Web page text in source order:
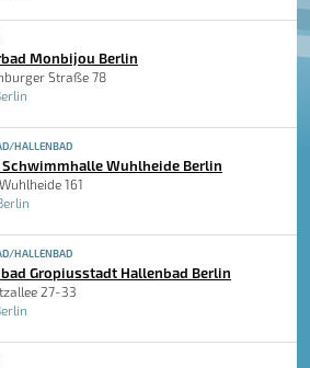
Monbijou Berlin
Straße 78
HALLENBAD
Schwimmhalle Wuhlheide Berlin
161
HALLENBAD
Gropiusstadt Hallenbad Berlin
27-33